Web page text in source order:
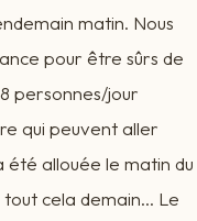
matin. Nous
pour être sûrs de
personnes/jour
qui peuvent aller
été allouée le matin du
cela demain... Le